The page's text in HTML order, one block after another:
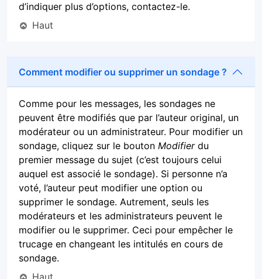
d’indiquer plus d’options, contactez-le.
Haut
Comment modifier ou supprimer un sondage ?
Comme pour les messages, les sondages ne
peuvent être modifiés que par l’auteur original, un
modérateur ou un administrateur. Pour modifier un
sondage, cliquez sur le bouton Modifierdu
premier message du sujet (c’est toujours celui
auquel est associé le sondage). Si personne n’a
voté, l’auteur peut modifier une option ou
supprimer le sondage. Autrement, seuls les
modérateurs et les administrateurs peuvent le
modifier ou le supprimer. Ceci pour empêcher le
trucage en changeant les intitulés en cours de
sondage.